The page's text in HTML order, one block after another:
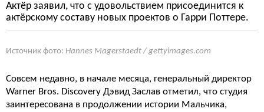
Актёр заявил, что с удовольствием присоединится к
актёрскому составу новых проектов о Гарри Поттере.
Источник фото: Hannes Magerstaedt / gettyimages.com
Совсем недавно, в начале месяца, генеральный директор
Warner Bros. Discovery Дэвид Заслав отметил, что студия
заинтересована в продолжении истории Мальчика,